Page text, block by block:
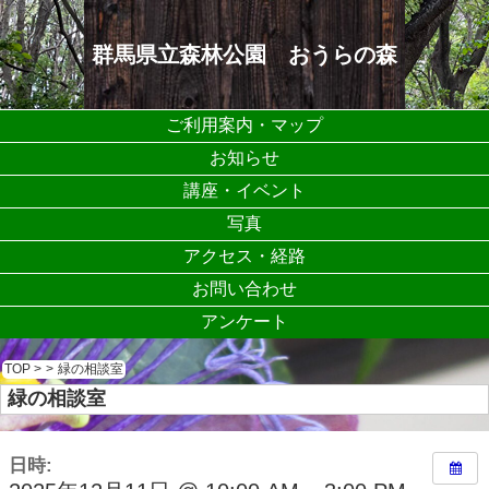
群馬県立森林公園 おうらの森
ご利用案内・マップ
お知らせ
講座・イベント
写真
アクセス・経路
お問い合わせ
アンケート
TOP > > 緑の相談室
緑の相談室
日時: